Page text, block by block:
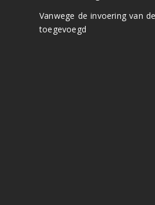
Vanwege de invoering van
toegevoegd